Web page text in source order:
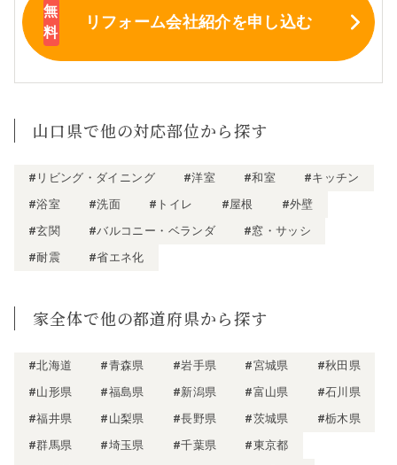
リフォーム会社紹介を申し込む
山口県で他の対応部位から探す
#リビング・ダイニング #洋室 #和室
#キッチン
#浴室
#洗面 #トイレ #屋根
#外壁
#玄関
#バルコニー・ベランダ
#窓・サッシ
#耐震
#省エネ化
家全体で他の都道府県から探す
#北海道 #青森県 #岩手県 #宮城県
#秋田県
#山形県
#福島県 #新潟県 #富山県
#石川県
#福井県
#山梨県 #長野県 #茨城県
#栃木県
#群馬県
#埼玉県 #千葉県
#東京都